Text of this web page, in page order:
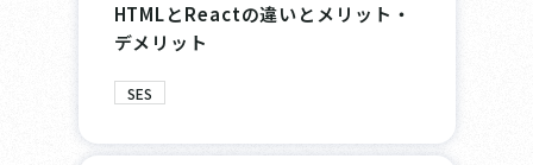
HTMLとReactの違いとメリット・
デメリット
SES